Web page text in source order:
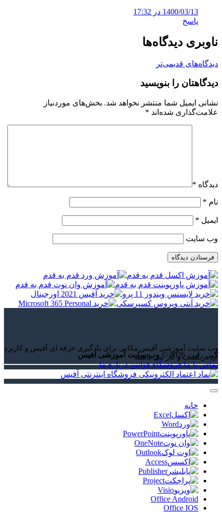
1400/03/13 در 17:32
پاسخ
ناوبری دیدگاه‌ها
دیدگاه‌های قدیمی‌تر
دیدگاهتان را بنویسید
نشانی ایمیل شما منتشر نخواهد شد. بخش‌های موردنیاز
علامت‌گذاری شده‌اند *
دیدگاه *
نام *
ایمیل *
وب‌ سایت
وب سایت آموزشی آفیس مکانی برای یادگیری حرفه ای آفیس و کاربرد
آن در کسب و کار می باشد.
کپی رایت 2026 ©
وب سایت آموزشی آفیس
تماس با ما فروشگاه قوانین درباره ما
خانه
Excel
Word
PowerPoint
OneNote
Outlook
Access
Publisher
Project
Visio
Office Android
Office IOS